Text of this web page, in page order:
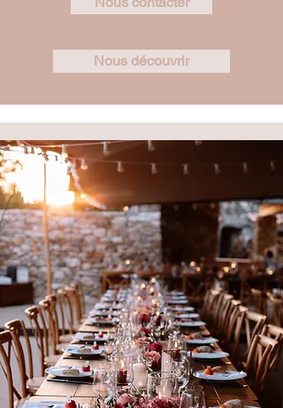
Nous découvrir